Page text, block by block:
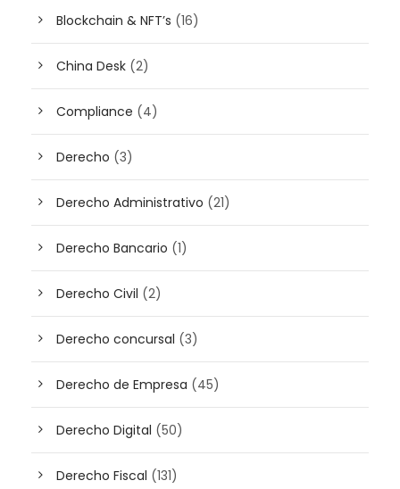
Blockchain & NFT’s (16)
China Desk (2)
Compliance (4)
Derecho (3)
Derecho Administrativo (21)
Derecho Bancario (1)
Derecho Civil (2)
Derecho concursal (3)
Derecho de Empresa (45)
Derecho Digital (50)
Derecho Fiscal (131)